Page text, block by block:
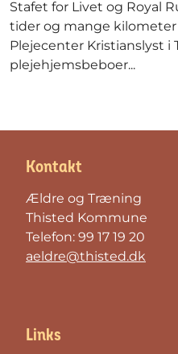
Stafet for Livet og Royal
tider og mange kilometer
Plejecenter Kristianslyst i
plejehjemsbeboer...
Kontakt
Ældre og Træning
Thisted Kommune
Telefon: 99 17 19 20
aeldre@thisted.dk
Links